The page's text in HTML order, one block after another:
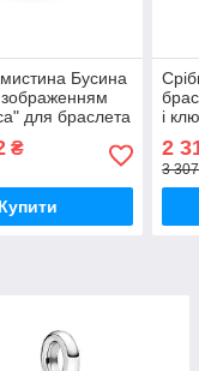
Бусина
зображенням
для браслета
₴
Купити
і
2
3